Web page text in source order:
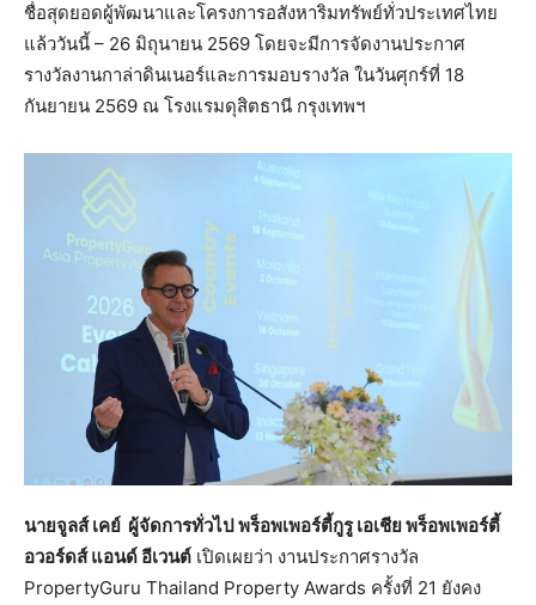
ชื่อสุดยอดผู้พัฒนาและโครงการอสังหาริมทรัพย์ทั่วประเทศไทย
แล้ววันนี้ – 26 มิถุนายน 2569 โดยจะมีการจัดงานประกาศ
รางวัลงานกาล่าดินเนอร์และการมอบรางวัล ในวันศุกร์ที่ 18
กันยายน 2569 ณ โรงแรมดุสิตธานี กรุงเทพฯ
นายจูลส์ เคย์ ผู้จัดการทั่วไป พร็อพเพอร์ตี้กูรู เอเชีย พร็อพเพอร์ตี้
อวอร์ดส์ แอนด์ อีเวนต์ เปิดเผยว่า งานประกาศรางวัล
PropertyGuru Thailand Property Awards ครั้งที่ 21 ยังคง